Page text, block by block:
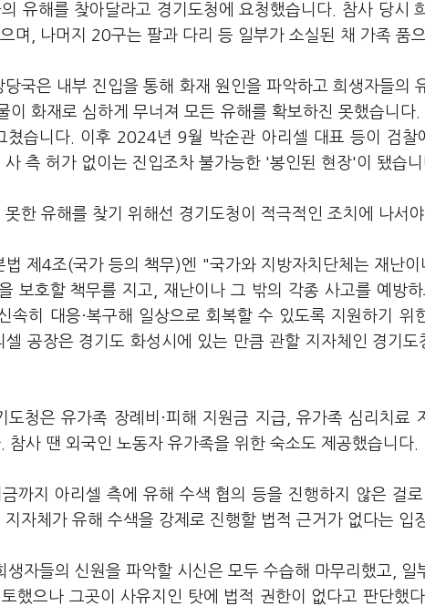
유해를 찾아달라고 경기도청에 요청했습니다. 참사 당시
며, 나머지 20구는 팔과 다리 등 일부가 소실된 채 가족 품
국은 내부 진입을 통해 화재 원인을 파악하고 희생자들의
이 화재로 심하게 무너져 모든 유해를 확보하진 못했습니다
쳤습니다. 이후 2024년 9월 박순관 아리셀 대표 등이 검찰
측 허가 없이는 진입조차 불가능한 '봉인된 현장'이 됐습니
한 유해를 찾기 위해선 경기도청이 적극적인 조치에 나서
법 제4조(국가 등의 책무)엔 "국가와 지방자치단체는 재난
보호할 책무를 지고, 재난이나 그 밖의 각종 사고를 예방
속히 대응·복구해 일상으로 회복할 수 있도록 지원하기 위
공장은 경기도 화성시에 있는 만큼 관할 지자체인 경기도
도청은 유가족 장례비·피해 지원금 지급, 유가족 심리치료
참사 땐 외국인 노동자 유가족을 위한 숙소도 제공했습니다.
까지 아리셀 측에 유해 수색 협의 등을 진행하지 않은 걸
자체가 유해 수색을 강제로 진행할 법적 근거가 없다는 입
생자들의 신원을 파악할 시신은 모두 수습해 마무리했고, 일
했으나 그곳이 사유지인 탓에 법적 권한이 없다고 판단했